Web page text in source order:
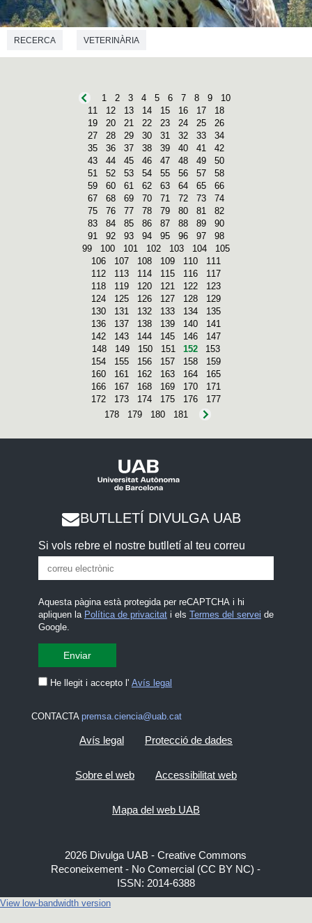
RECERCA VETERINÀRIA
1 2 3 4 5 6 7 8 9
10
11
12 13 14 15 16 17
18
19
20 21 22 23 24 25
26
27
28 29 30 31 32 33
34
35
36 37 38 39 40 41
42
43
44 45 46 47 48 49
50
51
52 53 54 55 56 57
58
59
60 61 62 63 64 65
66
67
68 69 70 71 72 73
74
75
76 77 78 79 80 81
82
83
84 85 86 87 88 89
90
91
92 93 94 95 96 97
98
99
100 101 102 103 104
105
106
107 108 109 110
111
112
113 114 115 116
117
118
119 120 121 122
123
124
125 126 127 128
129
130
131 132 133 134
135
136
137 138 139 140
141
142
143 144 145 146
147
148
149 150 151 152
153
154
155 156 157 158
159
160
161 162 163 164
165
166
167 168 169 170
171
172
173 174 175 176
177
178
179 180 181
BUTLLETÍ DIVULGA UAB
Si vols rebre el nostre butlletí al teu correu
Aquesta pàgina està protegida per reCAPTCHA i hi
apliquen la Política de privacitati els Termes del servei de
Google.
He llegit i accepto l' Avís legal
CONTACTA premsa.ciencia@uab.cat
Avís legal Protecció de dades
Sobre el web Accessibilitat web
Mapa del web UAB
2026 Divulga UAB - Creative Commons
Reconeixement - No Comercial (CC BY NC) -
ISSN: 2014-6388
View low-bandwidth version